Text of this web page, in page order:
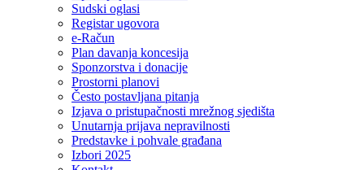
Sudski oglasi
Registar ugovora
e-Račun
Plan davanja koncesija
Sponzorstva i donacije
Prostorni planovi
Često postavljana pitanja
Izjava o pristupačnosti mrežnog sjedišta
Unutarnja prijava nepravilnosti
Predstavke i pohvale građana
Izbori 2025